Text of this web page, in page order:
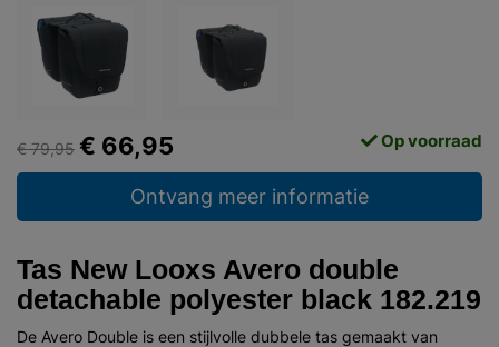
€ 79,95 € 66,95 Op voorraad
Ontvang meer informatie
Tas New Looxs Avero double
detachable polyester black 182.219
De Avero Double is een stijlvolle dubbele tas gemaakt van